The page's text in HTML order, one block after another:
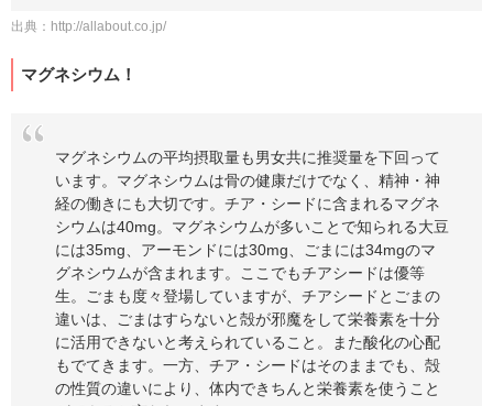
出典： http://allabout.co.jp/
マグネシウム！
マグネシウムの平均摂取量も男女共に推奨量を下回って
います。マグネシウムは骨の健康だけでなく、精神・神
経の働きにも大切です。チア・シードに含まれるマグネ
シウムは40mg。マグネシウムが多いことで知られる大豆
には35mg、アーモンドには30mg、ごまには34mgのマ
グネシウムが含まれます。ここでもチアシードは優等
生。ごまも度々登場していますが、チアシードとごまの
違いは、ごまはすらないと殻が邪魔をして栄養素を十分
に活用できないと考えられていること。また酸化の心配
もでてきます。一方、チア・シードはそのままでも、殻
の性質の違いにより、体内できちんと栄養素を使うこと